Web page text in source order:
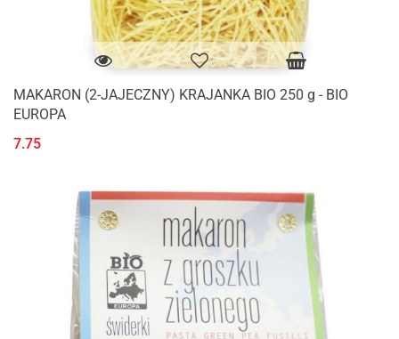
MAKARON (2-JAJECZNY) KRAJANKA BIO 250 g - BIO
EUROPA
7.75